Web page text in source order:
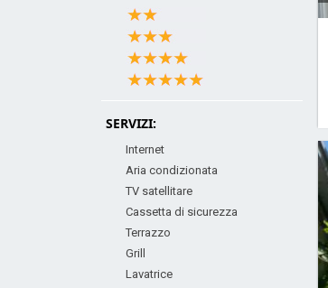
SERVIZI:
Internet
Aria condizionata
TV satellitare
Cassetta di sicurezza
Terrazzo
Grill
Lavatrice